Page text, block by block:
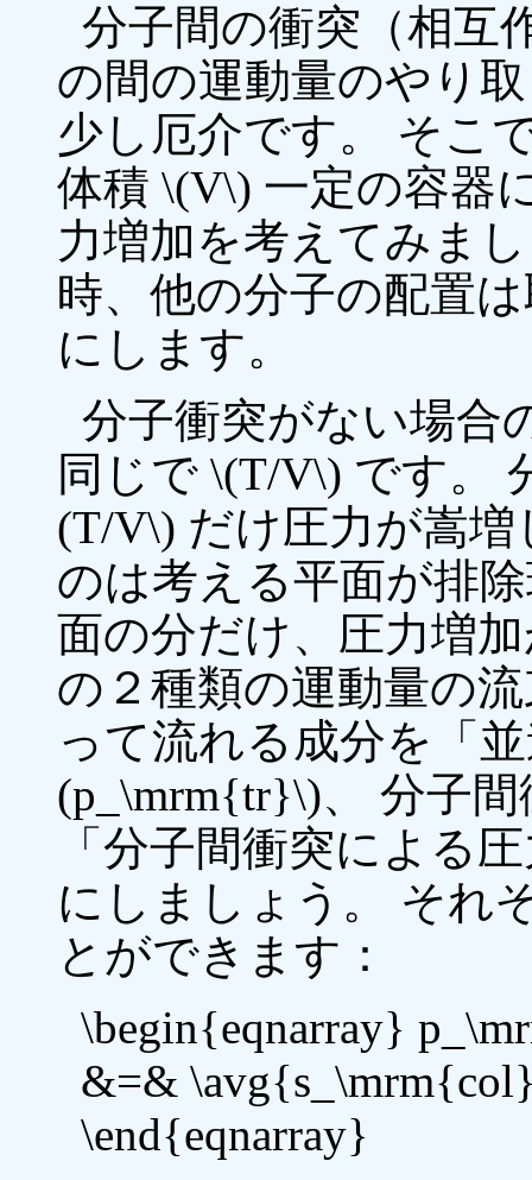
分子間の衝突（相互
の間の運動量のやり
少し厄介です。 そこ
体積 \(V\) 一定の容器
力増加を考えてみま
時、他の分子の配置
にします。
分子衝突がない場合
同じで \(T/V\) です。
(T/V\) だけ圧力が嵩
のは考える平面が排
面の分だけ、圧力増
の２種類の運動量の
って流れる成分を「
(p_\mrm{tr}\)、 分子
「分子間衝突による
にしましょう。 それ
とができます：
\begin{eqnarray}
&=&
\end{eqnarray}